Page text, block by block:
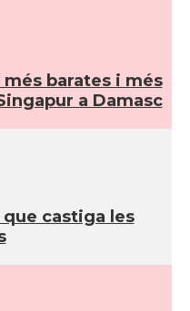
barates i més
a Damasc
castiga les